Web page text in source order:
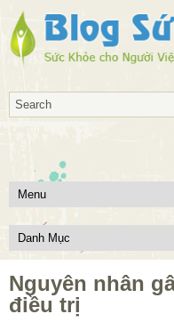
Nguyên nhân
điều trị